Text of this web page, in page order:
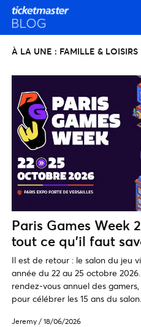
À LA UNE : FAMILLE & LOISIRS
Paris Games Week
tout ce qu’il faut
Il est de retour : le salon du jeu
année du 22 au 25 octobre
rendez-vous annuel des
pour célébrer les 15 ans du salon.
Jeremy / 18/06/2026